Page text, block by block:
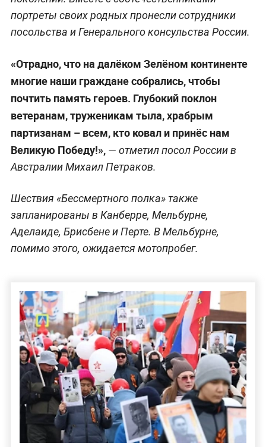
портреты своих родных пронесли сотрудники
посольства и Генерального консульства России.
«Отрадно, что на далёком Зелёном континенте
многие наши граждане собрались, чтобы
почтить память героев. Глубокий поклон
ветеранам, труженикам тыла, храбрым
партизанам – всем, кто ковал и принёс нам
Великую Победу!», — отметил посол России в
Австралии Михаил Петраков.
Шествия «Бессмертного полка» также
запланированы в Канберре, Мельбурне,
Аделаиде, Брисбене и Перте. В Мельбурне,
помимо этого, ожидается мотопробег.